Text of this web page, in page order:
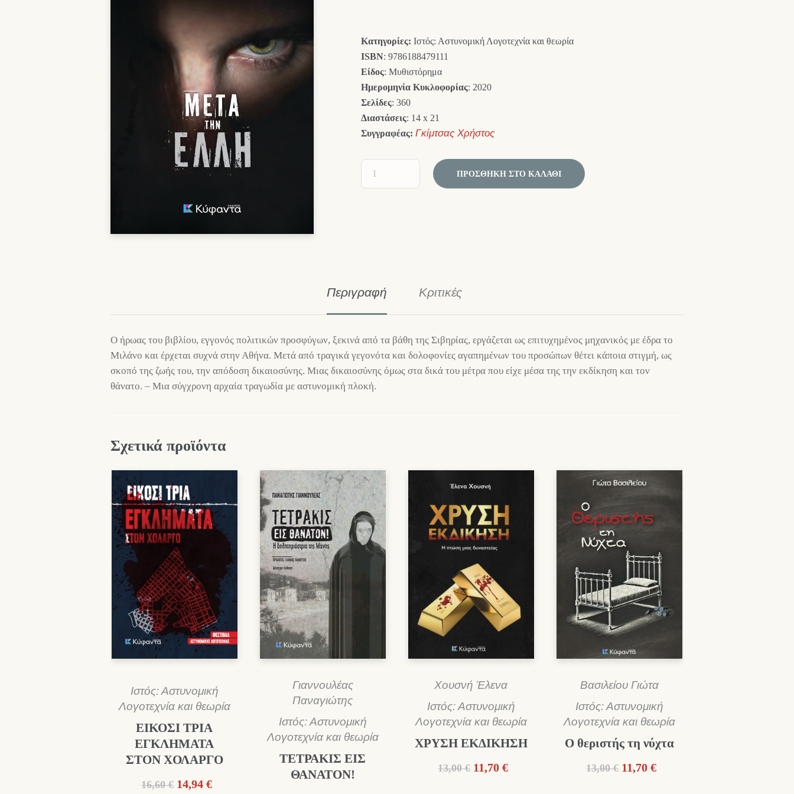
13,00 €.είναι:
Κατηγορίες:Ιστός: Αστυνομική Λογοτεχνία και θεωρία
ISBN: 9786188479111
Είδος: Μυθιστόρημα
Ημερομηνία Κυκλοφορίας: 2020
Σελίδες: 360
Διαστάσεις: 14 x 21
Συγγραφέας:Γκίμτσας Χρήστος
ΠΡΟΣΘΉΚΗ ΣΤΟ ΚΑΛΆΘΙ
Περιγραφή Κριτικές
Ο ήρωας του βιβλίου, εγγονός πολιτικών προσφύγων, ξεκινά από τα βάθη της Σιβηρίας, εργάζεται ως επιτυχημένος μηχανικός με έδρα το
Μιλάνο και έρχεται συχνά στην Αθήνα. Μετά από τραγικά γεγονότα και δολοφονίες αγαπημένων του προσώπων θέτει κάποια στιγμή, ως
σκοπό της ζωής του, την απόδοση δικαιοσύνης. Μιας δικαιοσύνης όμως στα δικά του μέτρα που είχε μέσα της την εκδίκηση και τον
θάνατο. – Μια σύγχρονη αρχαία τραγωδία με αστυνομική πλοκή.
Σχετικά προϊόντα
Ιστός: Αστυνομική
Λογοτεχνία και θεωρία
ΕΙΚΟΣΙ ΤΡΙΑ
ΕΓΚΛΗΜΑΤΑ
ΣΤΟΝ ΧΟΛΑΡΓΟ
16,60 € Original
14,94 €Η
Γιαννουλέας
Παναγιώτης
Ιστός: Αστυνομική
Λογοτεχνία και θεωρία
ΤΕΤΡΑΚΙΣ ΕΙΣ
ΘΑΝΑΤΟΝ!
Χουσνή Έλενα
Ιστός: Αστυνομική
Λογοτεχνία και θεωρία
ΧΡΥΣΗ ΕΚΔΙΚΗΣΗ
13,00 € Original
11,70 €Η
Βασιλείου Γιώτα
Ιστός: Αστυνομική
Λογοτεχνία και θεωρία
Ο θεριστής τη νύχτα
13,00 € Original
11,70 €Η